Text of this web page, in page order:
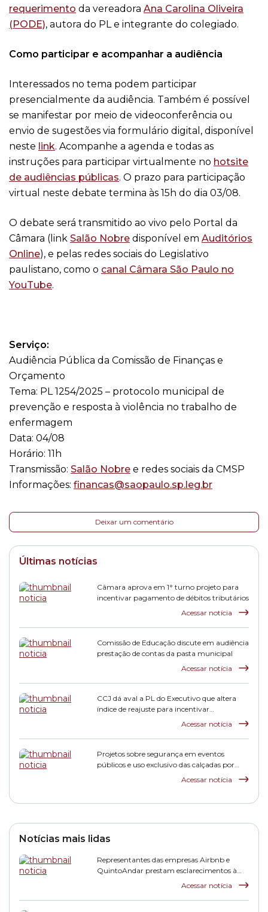
requerimento da vereadora Ana Carolina Oliveira
(PODE), autora do PL e integrante do colegiado.
Como participar e acompanhar a audiência
Interessados no tema podem participar
presencialmente da audiência. Também é possível
se manifestar por meio de videoconferência ou
envio de sugestões via formulário digital, disponível
neste link. Acompanhe a agenda e todas as
instruções para participar virtualmente no hotsite
de audiências públicas. O prazo para participação
virtual neste debate termina às 15h do dia 03/08.
O debate será transmitido ao vivo pelo Portal da
Câmara (link Salão Nobre disponível em Auditórios
Online), e pelas redes sociais do Legislativo
paulistano, como o canal Câmara São Paulo no
YouTube.
Serviço:
Audiência Pública da Comissão de Finanças e
Orçamento
Tema: PL 1254/2025 – protocolo municipal de
prevenção e resposta à violência no trabalho de
enfermagem
Data: 04/08
Horário: 11h
Transmissão: Salão Nobre e redes sociais da CMSP
Informações: financas@saopaulo.sp.leg.br
Deixar um comentário
Últimas notícias
Câmara aprova em 1° turno projeto para
incentivar pagamento de débitos tributários
Acessar notícia
Comissão de Educação discute em audiência
prestação de contas da pasta municipal
Acessar notícia
CCJ dá aval a PL do Executivo que altera
índice de reajuste para incentivar
pagamento de dívidas tributáriasAcessar notícia
Projetos sobre segurança em eventos
públicos e uso exclusivo das calçadas por
pedestres avançam na Comissão de
Acessar notícia
Notícias mais lidas
Representantes das empresas Airbnb e
QuintoAndar prestam esclarecimentos à
Acessar notícia